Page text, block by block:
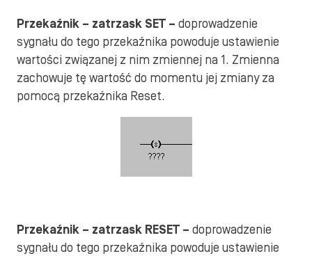
Przekaźnik – zatrzask SET – doprowadzenie
sygnału do tego przekaźnika powoduje ustawienie
wartości związanej z nim zmiennej na 1. Zmienna
zachowuje tę wartość do momentu jej zmiany za
pomocą przekaźnika Reset.
Przekaźnik – zatrzask RESET – doprowadzenie
sygnału do tego przekaźnika powoduje ustawienie